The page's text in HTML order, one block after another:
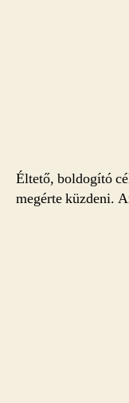
Éltető, boldogító
megérte küzdeni.